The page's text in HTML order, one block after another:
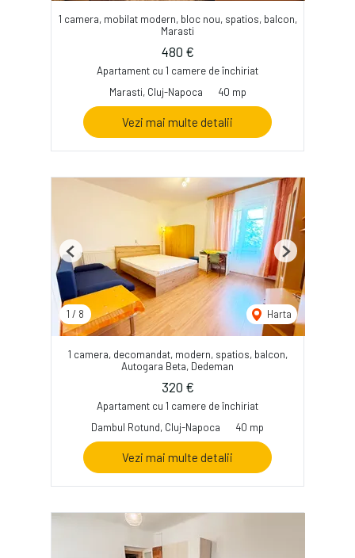
1 camera, mobilat modern, bloc nou, spatios, balcon,
Marasti
480 €
Apartament cu 1 camere de închiriat
Marasti, Cluj-Napoca
40 mp
Vezi mai multe detalii
1 / 8 Harta
Previous Next
1 camera, decomandat, modern, spatios, balcon,
Autogara Beta, Dedeman
320 €
Apartament cu 1 camere de închiriat
Dambul Rotund, Cluj-Napoca
40 mp
Vezi mai multe detalii